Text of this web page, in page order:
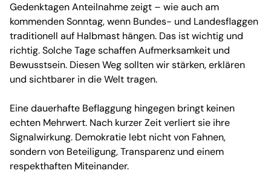
Gedenktagen Anteilnahme zeigt – wie auch am
kommenden Sonntag, wenn Bundes- und Landesflaggen
traditionell auf Halbmast hängen. Das ist wichtig und
richtig. Solche Tage schaffen Aufmerksamkeit und
Bewusstsein. Diesen Weg sollten wir stärken, erklären
und sichtbarer in die Welt tragen.
Eine dauerhafte Beflaggung hingegen bringt keinen
echten Mehrwert. Nach kurzer Zeit verliert sie ihre
Signalwirkung. Demokratie lebt nicht von Fahnen,
sondern von Beteiligung, Transparenz und einem
respekthaften Miteinander.